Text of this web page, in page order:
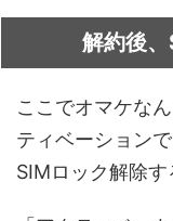
解約後
ここでオマケな
ティベーション
SIMロック解除す